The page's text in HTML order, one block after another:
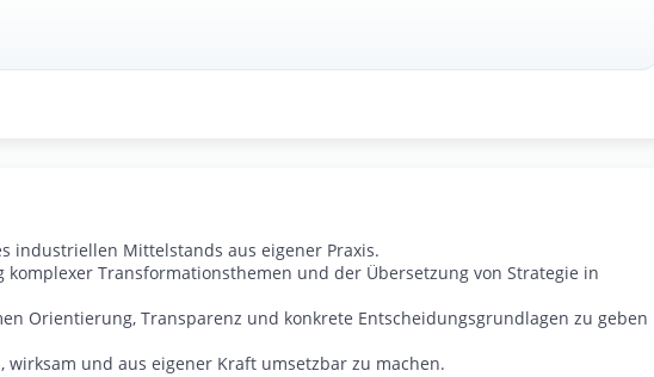
industriellen Mittelstands aus eigener Praxis.
Transformations­themen und der Übersetzung von Strategie in
Orientierung, Transparenz und konkrete Entscheidungsgrundlagen zu geben
und aus eigener Kraft umsetzbar zu machen.